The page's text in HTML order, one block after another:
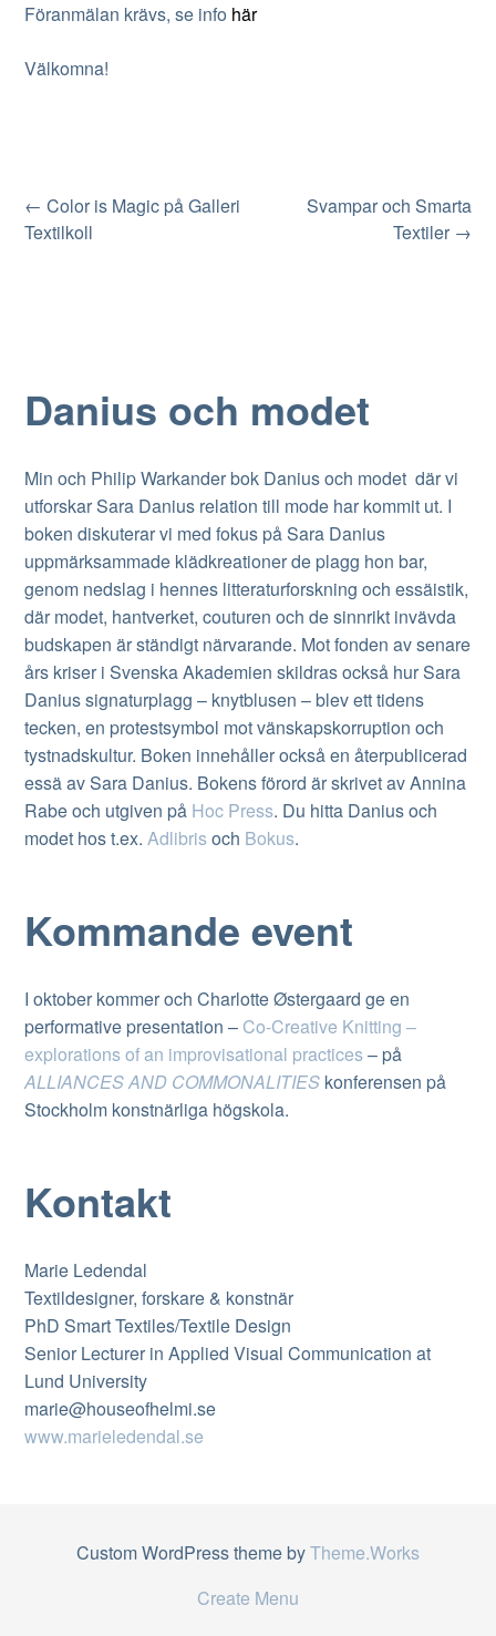
Föranmälan krävs, se info här
Välkomna!
Post
← Color is Magic på Galleri
Textilkoll
Svampar och Smarta
Textiler →
Danius och modet
Min och Philip Warkander bok Danius och modet där vi
utforskar Sara Danius relation till mode har kommit ut. I
boken diskuterar vi med fokus på Sara Danius
uppmärksammade klädkreationer de plagg hon bar,
genom nedslag i hennes litteraturforskning och essäistik,
där modet, hantverket, couturen och de sinnrikt invävda
budskapen är ständigt närvarande. Mot fonden av senare
års kriser i Svenska Akademien skildras också hur Sara
Danius signaturplagg – knytblusen – blev ett tidens
tecken, en protestsymbol mot vänskapskorruption och
tystnadskultur. Boken innehåller också en återpublicerad
essä av Sara Danius. Bokens förord är skrivet av Annina
Rabe och utgiven på Hoc Press. Du hitta Danius och
modet hos t.ex.Adlibrisoch Bokus.
Kommande event
I oktober kommer och Charlotte Østergaard ge en
performative presentation – Co-Creative Knitting –
explorations of an improvisational practices– på
ALLIANCES AND COMMONALITIES konferensen på
Stockholm konstnärliga högskola.
Kontakt
Marie Ledendal
Textildesigner, forskare & konstnär
PhD Smart Textiles/Textile Design
Senior Lecturer in Applied Visual Communication at
Lund University
marie@houseofhelmi.se
www.marieledendal.se
Custom WordPress theme byTheme.Works
Create Menu